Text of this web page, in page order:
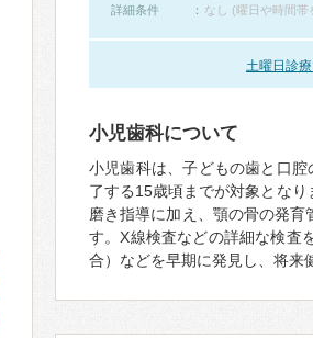
詳細条件
なし (曜日や時間帯
土曜日診
小児歯科について
小児歯科は、子どもの歯と口
了する15歳頃までが対象とな
磨き指導に加え、顎の骨の発
す。X線検査などの詳細な検査
合）などを早期に発見し、将来